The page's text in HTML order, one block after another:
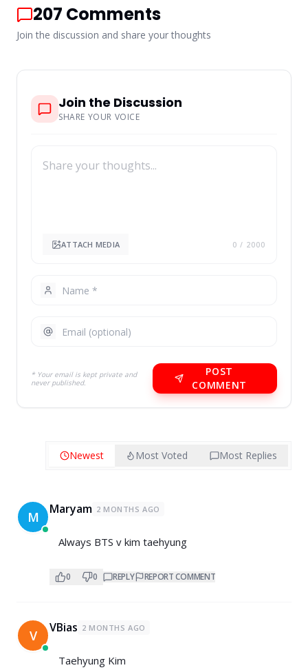
207 Comments
Join the discussion and share your thoughts
Join the Discussion
SHARE YOUR VOICE
ATTACH MEDIA 0 / 2000
* Your email is kept private and
never published.
POST
COMMENT
Newest Most Voted Most Replies
M Maryam 2 MONTHS AGO
Always BTS v kim taehyung
0 0 REPLY REPORT COMMENT
V VBias 2 MONTHS AGO
Taehyung Kim